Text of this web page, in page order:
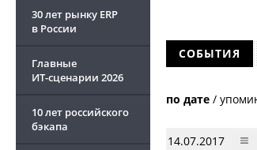
30 лет рынку ERP
в России
Главные
ИТ-сценарии 2026
10 лет российского
бэкапа
СОБЫТИЯ
по дате /
14.07.2017